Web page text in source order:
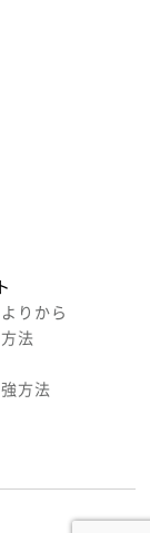
りから
法
方法